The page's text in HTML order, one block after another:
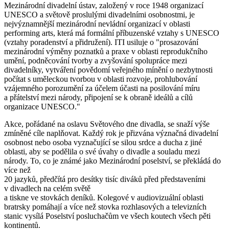
Mezinárodní divadelní ústav, založený v roce 1948 organizací
UNESCO a světově proslulými divadelními osobnostmi, je
nejvýznamnější mezinárodní nevládní organizací v oblasti
performing arts, která má formální příbuzenské vztahy s UNESCO
(vztahy poradenství a přidružení). ITI usiluje o "prosazování
mezinárodní výměny poznatků a praxe v oblasti reprodukčního
umění, podněcování tvorby a zvyšování spolupráce mezi
divadelníky, vytváření povědomí veřejného mínění o nezbytnosti
počítat s uměleckou tvorbou v oblasti rozvoje, prohlubování
vzájemného porozumění za účelem účasti na posilování míru
a přátelství mezi národy, připojení se k obraně ideálů a cílů
organizace UNESCO."
Akce, pořádané na oslavu Světového dne divadla, se snaží výše
zmíněné cíle naplňovat. Každý rok je přizvána význačná divadelní
osobnost nebo osoba vyznačující se silou srdce a ducha z jiné
oblasti, aby se podělila o své úvahy o divadle a souladu mezi
národy. To, co je známé jako Mezinárodní poselství, se překládá do
více než
20 jazyků, předčítá pro desítky tisíc diváků před představeními
v divadlech na celém světě
a tiskne ve stovkách deníků. Kolegové v audiovizuální oblasti
bratrsky pomáhají a více než stovka rozhlasových a televizních
stanic vysílá Poselství posluchačům ve všech koutech všech pěti
kontinentů.